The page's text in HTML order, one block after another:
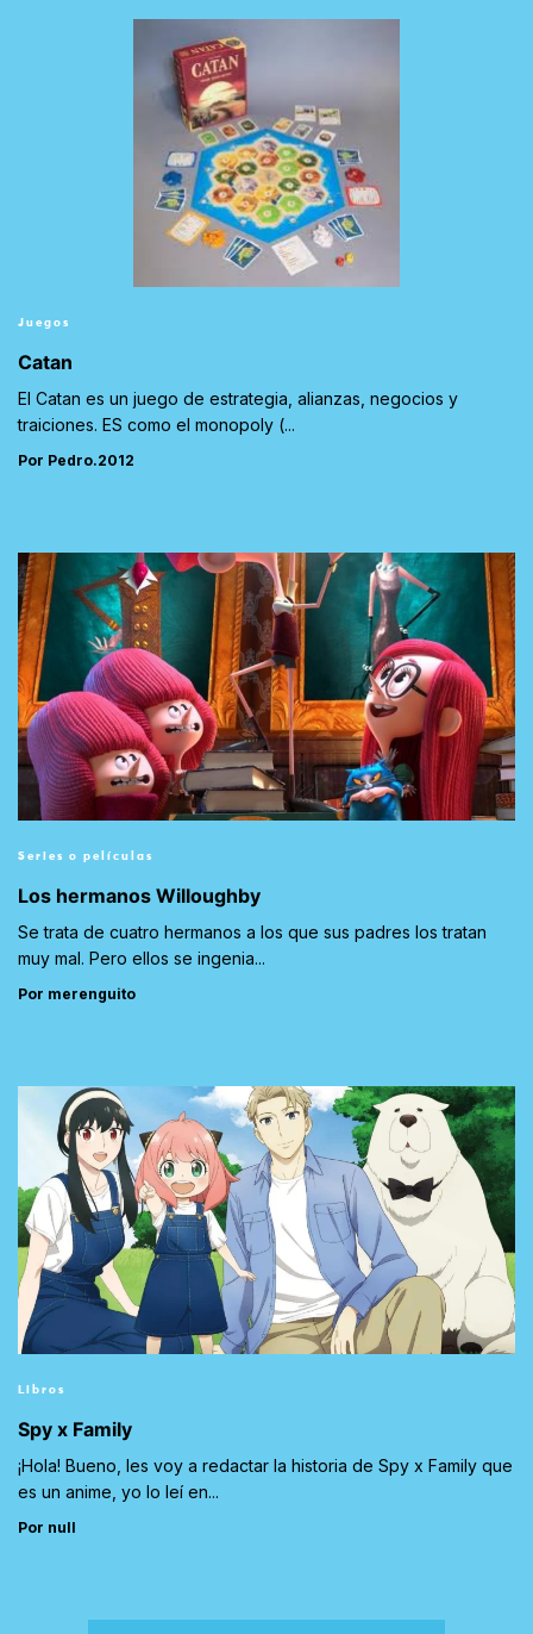
Juegos
Catan
El Catan es un juego de estrategia, alianzas, negocios y
traiciones. ES como el monopoly (...
Por Pedro.2012
Series o películas
Los hermanos Willoughby
Se trata de cuatro hermanos a los que sus padres los tratan
muy mal. Pero ellos se ingenia...
Por merenguito
Libros
Spy x Family
¡Hola! Bueno, les voy a redactar la historia de Spy x Family que
es un anime, yo lo leí en...
Por null